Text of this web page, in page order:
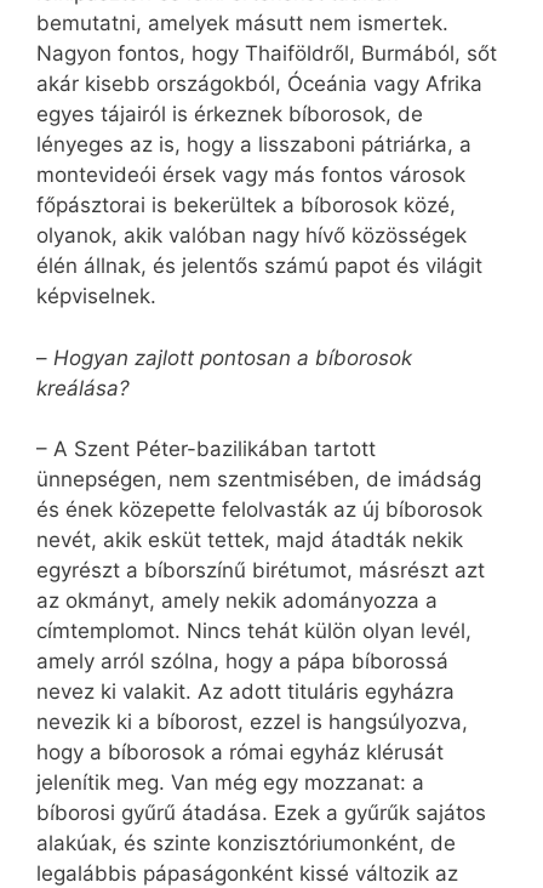
bemutatni, amelyek másutt nem ismertek.
Nagyon fontos, hogy Thaiföldről, Burmából, sőt
akár kisebb országokból, Óceánia vagy Afrika
egyes tájairól is érkeznek bíborosok, de
lényeges az is, hogy a lisszaboni pátriárka, a
montevideói érsek vagy más fontos városok
főpásztorai is bekerültek a bíborosok közé,
olyanok, akik valóban nagy hívő közösségek
élén állnak, és jelentős számú papot és világit
képviselnek.
– Hogyan zajlott pontosan a bíborosok
kreálása?
– A Szent Péter-bazilikában tartott
ünnepségen, nem szentmisében, de imádság
és ének közepette felolvasták az új bíborosok
nevét, akik esküt tettek, majd átadták nekik
egyrészt a bíborszínű birétumot, másrészt azt
az okmányt, amely nekik adományozza a
címtemplomot. Nincs tehát külön olyan levél,
amely arról szólna, hogy a pápa bíborossá
nevez ki valakit. Az adott tituláris egyházra
nevezik ki a bíborost, ezzel is hangsúlyozva,
hogy a bíborosok a római egyház klérusát
jelenítik meg. Van még egy mozzanat: a
bíborosi gyűrű átadása. Ezek a gyűrűk sajátos
alakúak, és szinte konzisztóriumonként, de
legalábbis pápaságonként kissé változik az